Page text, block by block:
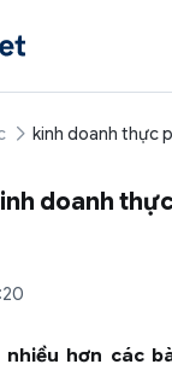
kinh doanh thực
doanh
nhiều hơn các